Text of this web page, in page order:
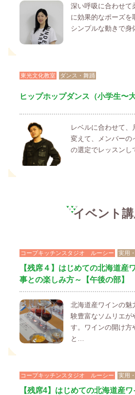
深い呼吸に合わせて
に効果的なポーズを
シンプルな動きで身
東光文化教室 ダンス・舞踊
ヒップホップダンス（小学生〜
レベルに合わせて、
変えて、メンバーの
の選定でレッスンし
イベント
コープキッチンスタジオ ルーシー 実用
【残席４】はじめての北海道産
事との楽しみ方～【午後の部】
北海道産ワインの魅
験豊富なソムリエが
す。ワインの開け方
と…
コープキッチンスタジオ ルーシー 実用
【残席4】はじめての北海道産